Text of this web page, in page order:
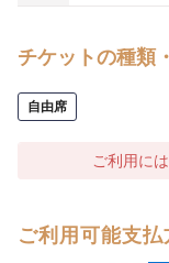
チケットの種類
自由席
ご利用に
ご利用可能支払